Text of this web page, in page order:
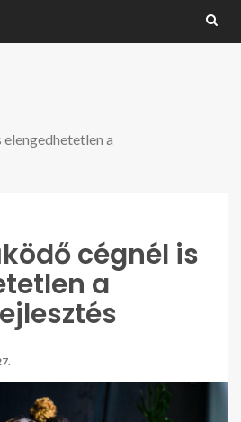
elengedhetetlen a
cégnél is
a